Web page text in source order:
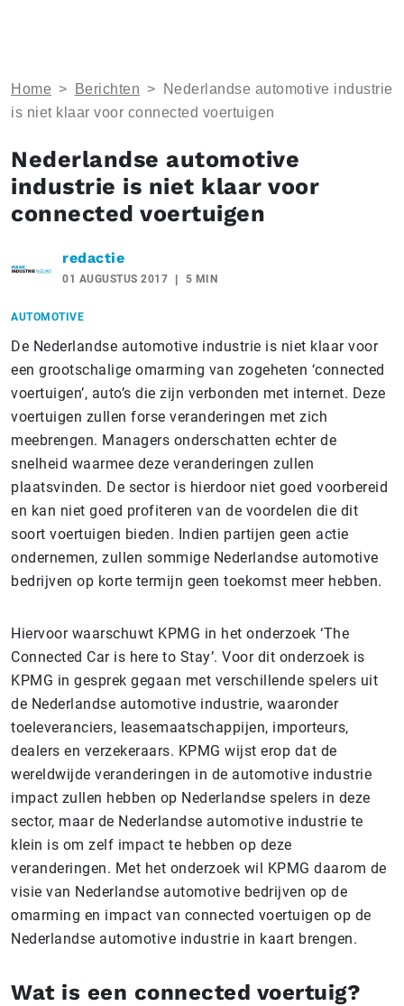
Home > Berichten >
Nederlandse automotive industrie
is niet klaar voor connected voertuigen
Nederlandse automotive
industrie is niet klaar voor
connected voertuigen
redactie
01 AUGUSTUS 2017 5 MIN
AUTOMOTIVE
De Nederlandse automotive industrie is niet klaar voor
een grootschalige omarming van zogeheten ‘connected
voertuigen’, auto’s die zijn verbonden met internet. Deze
voertuigen zullen forse veranderingen met zich
meebrengen. Managers onderschatten echter de
snelheid waarmee deze veranderingen zullen
plaatsvinden. De sector is hierdoor niet goed voorbereid
en kan niet goed profiteren van de voordelen die dit
soort voertuigen bieden. Indien partijen geen actie
ondernemen, zullen sommige Nederlandse automotive
bedrijven op korte termijn geen toekomst meer hebben.
Hiervoor waarschuwt KPMG in het onderzoek ‘The
Connected Car is here to Stay’. Voor dit onderzoek is
KPMG in gesprek gegaan met verschillende spelers uit
de Nederlandse automotive industrie, waaronder
toeleveranciers, leasemaatschappijen, importeurs,
dealers en verzekeraars. KPMG wijst erop dat de
wereldwijde veranderingen in de automotive industrie
impact zullen hebben op Nederlandse spelers in deze
sector, maar de Nederlandse automotive industrie te
klein is om zelf impact te hebben op deze
veranderingen. Met het onderzoek wil KPMG daarom de
visie van Nederlandse automotive bedrijven op de
omarming en impact van connected voertuigen op de
Nederlandse automotive industrie in kaart brengen.
Wat is een connected voertuig?